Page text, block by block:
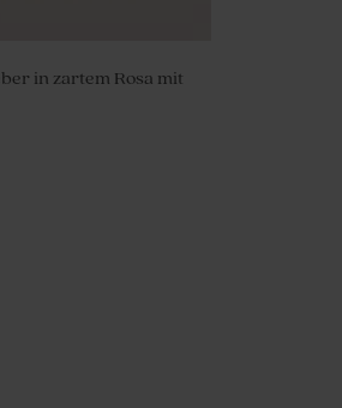
in zartem Rosa mit